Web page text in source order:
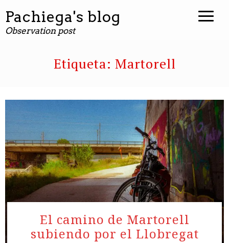
Pachiega's blog
Observation post
Etiqueta: Martorell
El camino de Martorell
subiendo por el Llobregat